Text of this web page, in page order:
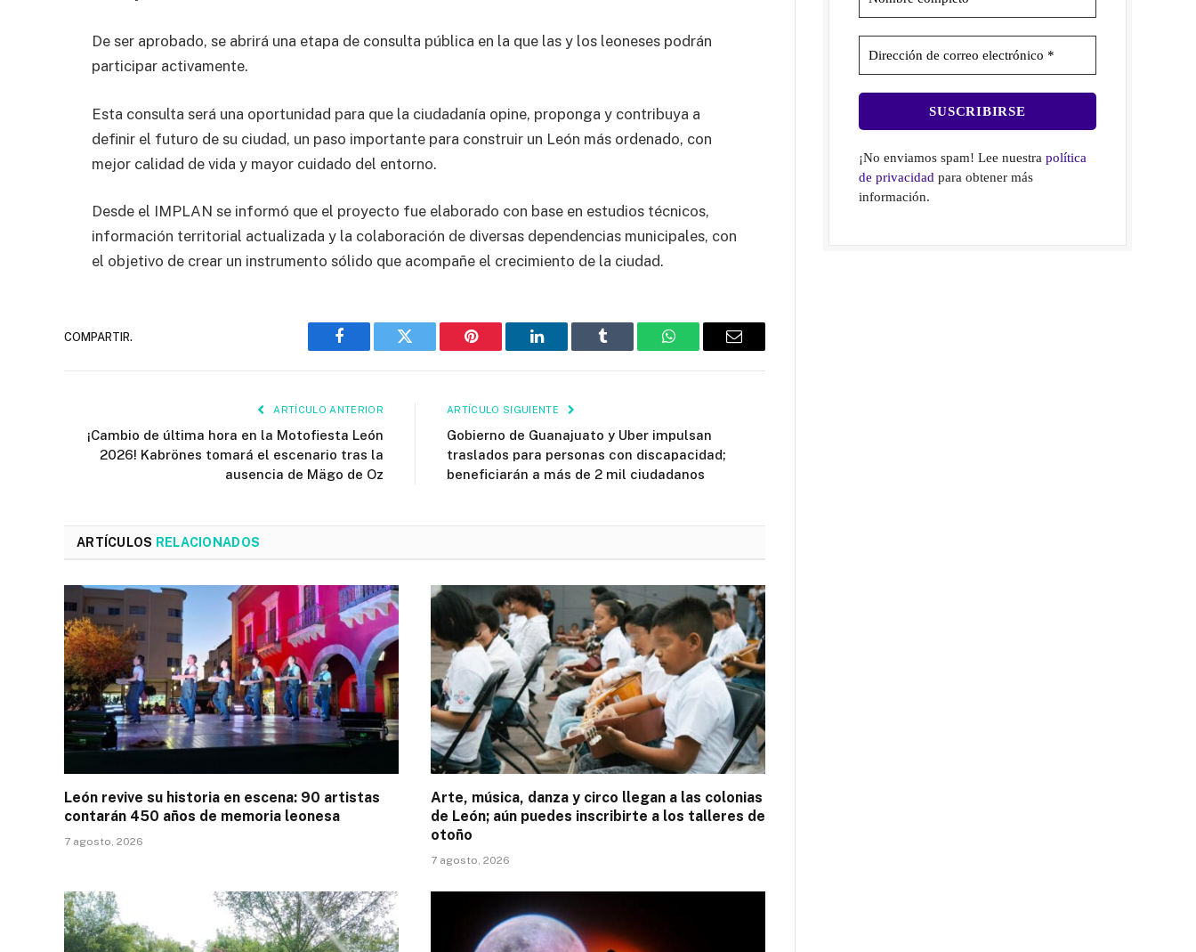
De ser aprobado, se abrirá una etapa de consulta pública en la que las y los leoneses podrán
participar activamente.
Esta consulta será una oportunidad para que la ciudadanía opine, proponga y contribuya a
definir el futuro de su ciudad, un paso importante para construir un León más ordenado, con
mejor calidad de vida y mayor cuidado del entorno.
Desde el IMPLAN se informó que el proyecto fue elaborado con base en estudios técnicos,
información territorial actualizada y la colaboración de diversas dependencias municipales, con
el objetivo de crear un instrumento sólido que acompañe el crecimiento de la ciudad.
COMPARTIR.
Facebook Twitter Pinterest LinkedIn Tumblr WhatsAppEmail
ARTÍCULO ANTERIOR
¡Cambio de última hora en la Motofiesta León
2026! Kabrönes tomará el escenario tras la
ausencia de Mägo de Oz
ARTÍCULO SIGUIENTE
Gobierno de Guanajuato y Uber impulsan
traslados para personas con discapacidad;
beneficiarán a más de 2 mil ciudadanos
ARTÍCULOS RELACIONADOS
León revive su historia en escena: 90 artistas
contarán 450 años de memoria leonesa
7 agosto, 2026
Arte, música, danza y circo llegan a las colonias
de León; aún puedes inscribirte a los talleres de
otoño
7 agosto, 2026
¡No enviamos spam! Lee nuestrapolítica
de privacidad para obtener más
información.